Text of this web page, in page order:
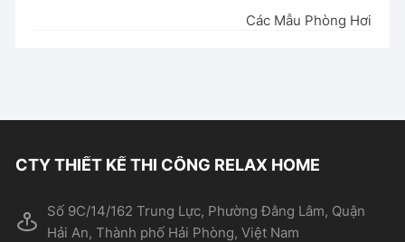
Các Mẫu Phòng Hơi
CTY THIẾT KẾ THI CÔNG RELAX HOME
Số 9C/14/162 Trung Lực, Phường Đằng Lâm, Quận
Hải An, Thành phố Hải Phòng, Việt Nam